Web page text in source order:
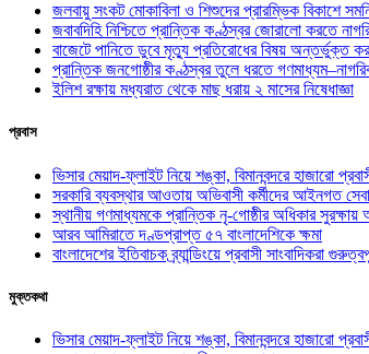
জলবায়ু সংকট মোকাবিলা ও শিশুদের প্রারম্ভিক বিকাশে
জবাবদিহি নিশ্চিতে প্রান্তিক কণ্ঠস্বর জোরালো করতে
বাজেটে পানিতে ডুবে মৃত্যু প্রতিরোধের বিষয় অন্তর্ভুক্ত
প্রান্তিক জনগোষ্ঠীর কণ্ঠস্বর তুলে ধরতে
ইলিশ রক্ষায় মধ্যরাত থেকে মাছ ধরায় ২ মাসের নিষেধাজ্ঞা
প্রবাস
ভিসার মেয়াদ-ফ্লাইট নিয়ে শঙ্কা, বিমানবন্দরে হাজারো
সরকারি ব্যবস্থার আওতায় অভিবাসী কর্মীদের আইনগত
স্থানীয় গণমাধ্যমকে প্রান্তিক নৃ-গোষ্ঠীর অধিকার
আরব আমিরাতে দণ্ডপ্রাপ্ত ৫৭ বাংলাদেশিকে ক্ষমা
বাংলাদেশের ইতিবাচক ব্র্যান্ডিংয়ে প্রবাসী সাংবাদিকরা
মুক্তকথা
ভিসার মেয়াদ-ফ্লাইট নিয়ে শঙ্কা, বিমানবন্দরে হাজারো